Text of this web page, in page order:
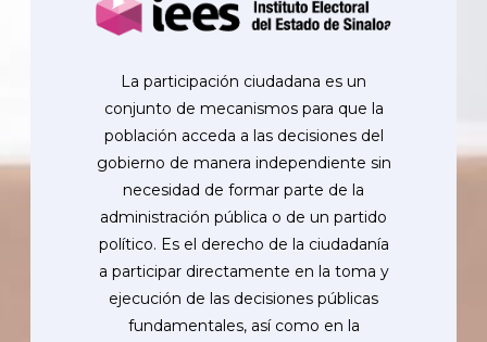
La participación ciudadana es un
conjunto de mecanismos para que la
población acceda a las decisiones del
gobierno de manera independiente sin
necesidad de formar parte de la
administración pública o de un partido
político. Es el derecho de la ciudadanía
a participar directamente en la toma y
ejecución de las decisiones públicas
fundamentales, así como en la